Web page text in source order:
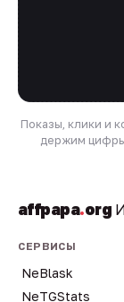
Показы, клики и
держим
affpapa.org
СЕРВИСЫ
NeBlask
NeTGStats